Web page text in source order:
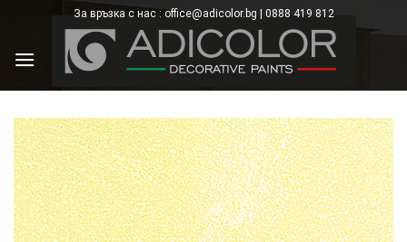
content
За връзка с нас : office@adicolor.bg | 0888 419 812
×